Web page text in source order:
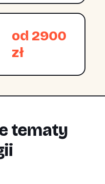
od 2900
zł
tematy